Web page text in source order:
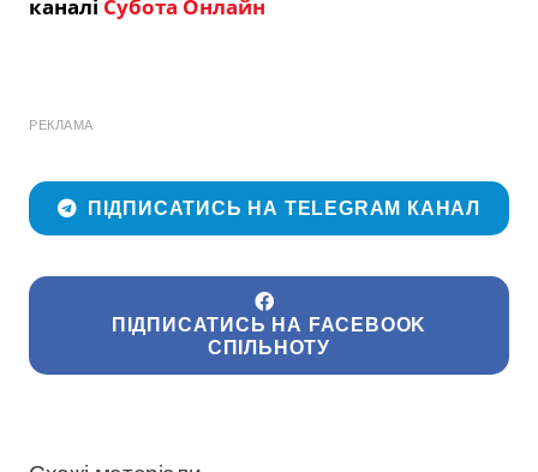
каналі Субота Онлайн
РЕКЛАМА
ПІДПИСАТИСЬ НА TELEGRAM КАНАЛ
ПІДПИСАТИСЬ НА FACEBOOK
СПІЛЬНОТУ